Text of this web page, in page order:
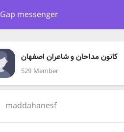
Gap messenger
کانون مداحان و شاعران اصفهان
529 Member
maddahanesf